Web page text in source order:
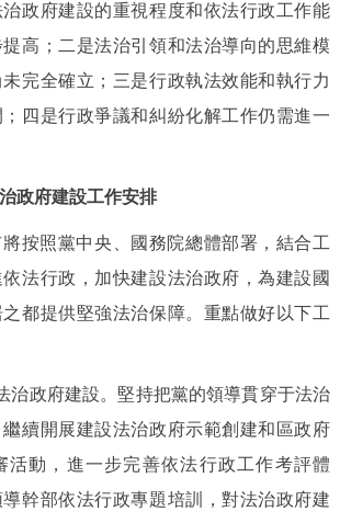
政府建設的重視程度和依法行政工作能
高；二是法治引領和法治導向的思維模
完全確立；三是行政執法效能和執行力
四是行政爭議和糾紛化解工作仍需進一
府建設工作安排
照黨中央、國務院總體部署，結合工
法行政，加快建設法治政府，為建設國
都提供堅強法治保障。重點做好以下工
政府建設。堅持把黨的領導貫穿于法治
續開展建設法治政府示範創建和區政府
活動，進一步完善依法行政工作考評體
幹部依法行政專題培訓，對法治政府建